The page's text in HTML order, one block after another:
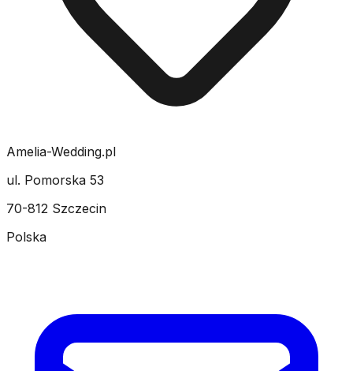
Amelia-Wedding.pl
ul. Pomorska 53
70-812 Szczecin
Polska